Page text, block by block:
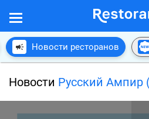
Новости ресторанов
Новости Русский Ампир